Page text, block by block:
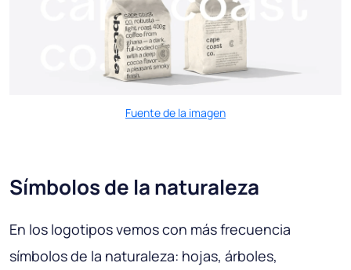
Fuente de la imagen
Símbolos de la naturaleza
En los logotipos vemos con más frecuencia
símbolos de la naturaleza: hojas, árboles,